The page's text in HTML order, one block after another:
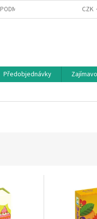
PODMÍNKY OCHRANY OSOBNÍCHCZK
Předobjednávky